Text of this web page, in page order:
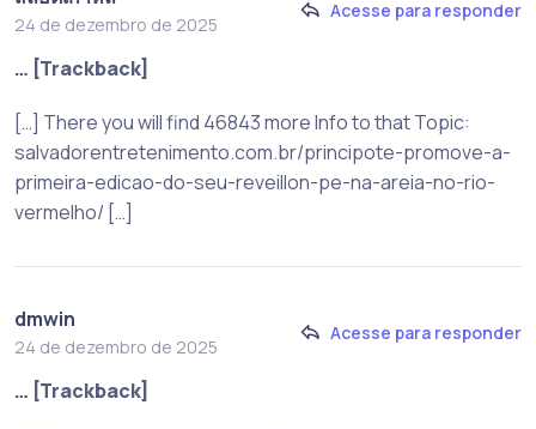
24 de dezembro de 2025
Acesse para responder
… [Trackback]
[…] There you will find 46843 more Info to that Topic:
salvadorentretenimento.com.br/principote-promove-a-
primeira-edicao-do-seu-reveillon-pe-na-areia-no-rio-
vermelho/ […]
dmwin
24 de dezembro de 2025
Acesse para responder
… [Trackback]